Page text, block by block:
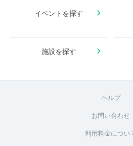
イベントを探す
施設を探す
ヘルプ
お問い合わせ
利用料金につい